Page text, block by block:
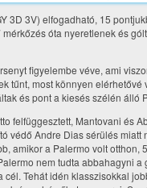
3D 3V) elfogadható, 15
óta nyeretlenek és
figyelembe véve, ami
tűnt, most könnyen
és pont a kiesés szélén álló
felfüggesztett, Mantovani és
védő Andre Dias sérülés
amikor a Palermo volt
nem tudta abbahagyni
Tehát idén klasszisokkal